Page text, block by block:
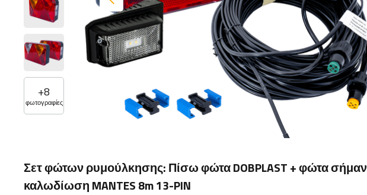
+8
φωτογραφίες
Σετ φώτων ρυμούλκησης: Πίσω φώταDOBPLAST + φώτα
καλωδίωση MANTES 8m 13-PIN